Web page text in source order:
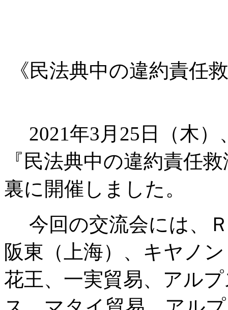
《民法典中の違約責任
2021年3月25日（木
『民法典中の違約責任
裏に開催しました。
今回の交流会には、
阪東（上海）、キヤノ
花王、一実貿易、アル